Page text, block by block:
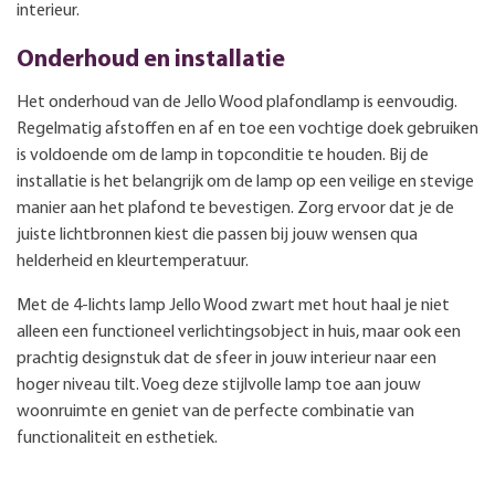
interieur.
Onderhoud en installatie
Het onderhoud van de Jello Wood plafondlamp is eenvoudig.
Regelmatig afstoffen en af en toe een vochtige doek gebruiken
is voldoende om de lamp in topconditie te houden. Bij de
installatie is het belangrijk om de lamp op een veilige en stevige
manier aan het plafond te bevestigen. Zorg ervoor dat je de
juiste lichtbronnen kiest die passen bij jouw wensen qua
helderheid en kleurtemperatuur.
Met de 4-lichts lamp Jello Wood zwart met hout haal je niet
alleen een functioneel verlichtingsobject in huis, maar ook een
prachtig designstuk dat de sfeer in jouw interieur naar een
hoger niveau tilt. Voeg deze stijlvolle lamp toe aan jouw
woonruimte en geniet van de perfecte combinatie van
functionaliteit en esthetiek.